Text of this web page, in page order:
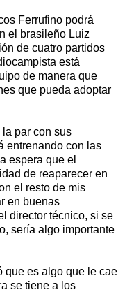
Ferrufino podrá
el brasileño Luiz
de cuatro partidos
está
de manera que
que pueda adoptar
par con sus
entrenando con las
espera que el
de reaparecer en
el resto de mis
en buenas
director técnico, si se
sería algo importante
que es algo que le cae
se tiene a los